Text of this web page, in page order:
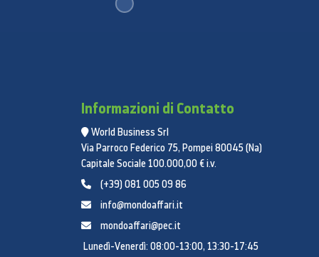
Informazioni di Contatto
World Business Srl
Via Parroco Federico 75, Pompei 80045 (Na)
Capitale Sociale 100.000,00 € i.v.
(+39) 081 005 09 86
info@mondoaffari.it
mondoaffari@pec.it
Lunedì-Venerdì: 08:00-13:00, 13:30-17:45